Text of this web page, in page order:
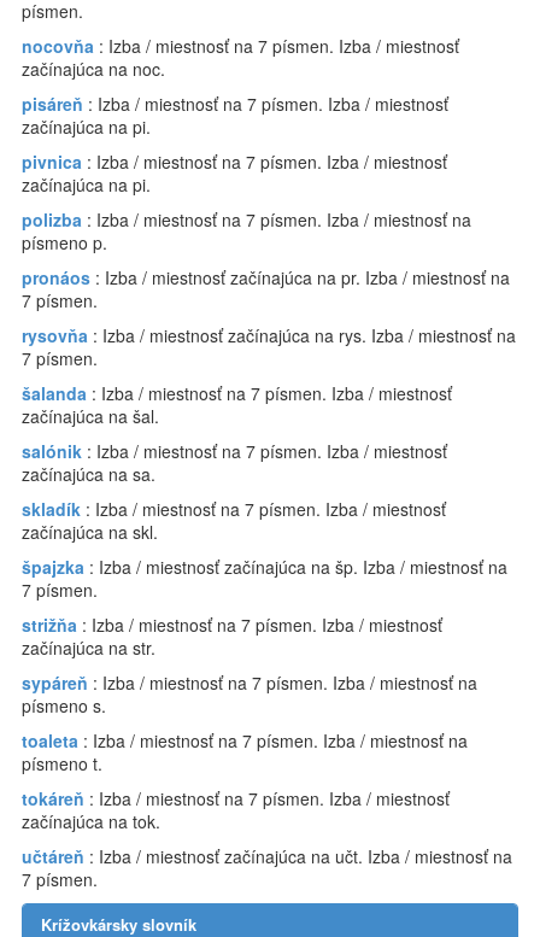
písmen.
nocovňa : Izba / miestnosť na 7 písmen. Izba / miestnosť
začínajúca na noc.
pisáreň : Izba / miestnosť na 7 písmen. Izba / miestnosť
začínajúca na pi.
pivnica : Izba / miestnosť na 7 písmen. Izba / miestnosť
začínajúca na pi.
polizba : Izba / miestnosť na 7 písmen. Izba / miestnosť na
písmeno p.
pronáos : Izba / miestnosť začínajúca na pr. Izba / miestnosť na
7 písmen.
rysovňa : Izba / miestnosť začínajúca na rys. Izba / miestnosť na
7 písmen.
šalanda : Izba / miestnosť na 7 písmen. Izba / miestnosť
začínajúca na šal.
salónik : Izba / miestnosť na 7 písmen. Izba / miestnosť
začínajúca na sa.
skladík : Izba / miestnosť na 7 písmen. Izba / miestnosť
začínajúca na skl.
špajzka : Izba / miestnosť začínajúca na šp. Izba / miestnosť na
7 písmen.
strižňa : Izba / miestnosť na 7 písmen. Izba / miestnosť
začínajúca na str.
sypáreň : Izba / miestnosť na 7 písmen. Izba / miestnosť na
písmeno s.
toaleta : Izba / miestnosť na 7 písmen. Izba / miestnosť na
písmeno t.
tokáreň : Izba / miestnosť na 7 písmen. Izba / miestnosť
začínajúca na tok.
učtáreň : Izba / miestnosť začínajúca na učt. Izba / miestnosť na
7 písmen.
Krížovkársky slovník